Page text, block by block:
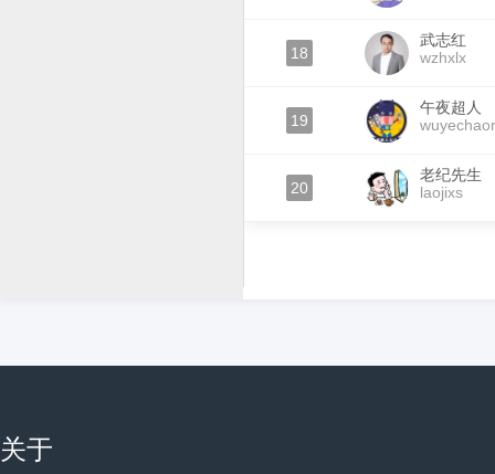
18
武志红
wzhxlx
19
午夜超人
20
老纪先生
laojixs
关于